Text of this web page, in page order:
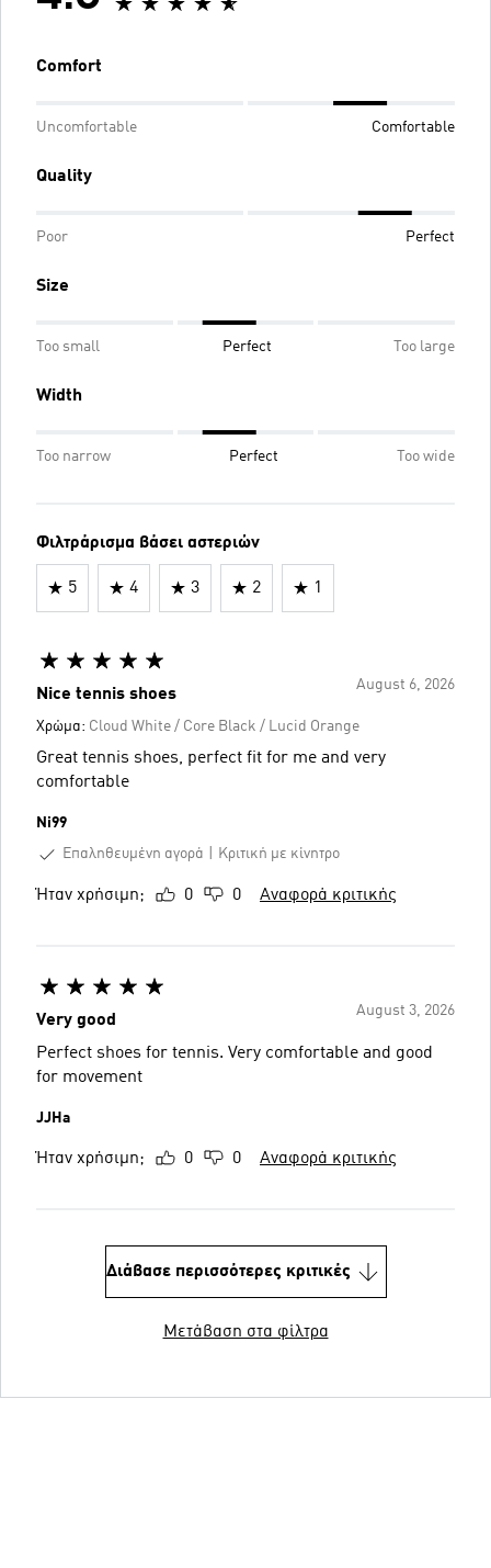
Comfort
Uncomfortable Comfortable
Quality
Poor Perfect
Size
Too small Perfect Too large
Width
Too narrow Perfect Too wide
Φιλτράρισμα βάσει αστεριών
5 4 3 2 1
August 6, 2026
Nice tennis shoes
Χρώμα: Cloud White / Core Black / Lucid Orange
Great tennis shoes, perfect fit for me and very
comfortable
Ni99
Επαληθευμένη αγορά
Κριτική με κίνητρο
Ήταν χρήσιμη; 0 0 Αναφορά κριτικής
August 3, 2026
Very good
Perfect shoes for tennis. Very comfortable and good
for movement
JJHa
Ήταν χρήσιμη; 0 0 Αναφορά κριτικής
Διάβασε περισσότερες κριτικές
Μετάβαση στα φίλτρα